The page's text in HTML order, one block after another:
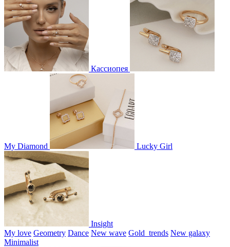
Кассиопея
My Diamond Lucky Girl
Insight
My love Geometry Dance New wave Gold_trends New galaxy
Minimalist